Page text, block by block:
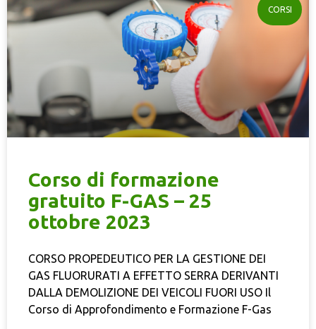
CORSI
Corso di formazione
gratuito F-GAS – 25
ottobre 2023
CORSO PROPEDEUTICO PER LA GESTIONE DEI
GAS FLUORURATI A EFFETTO SERRA DERIVANTI
DALLA DEMOLIZIONE DEI VEICOLI FUORI USO Il
Corso di Approfondimento e Formazione F-Gas